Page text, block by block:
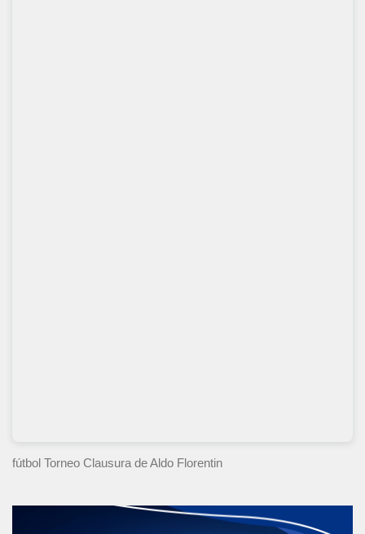
fútbol Torneo Clausura de Aldo Florentin